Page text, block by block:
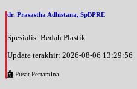
dr. Prasastha Adhistana, SpBPRE
Spesialis: Bedah Plastik
Update terakhir: 2026-08-06 13:29:56
Pusat Pertamina